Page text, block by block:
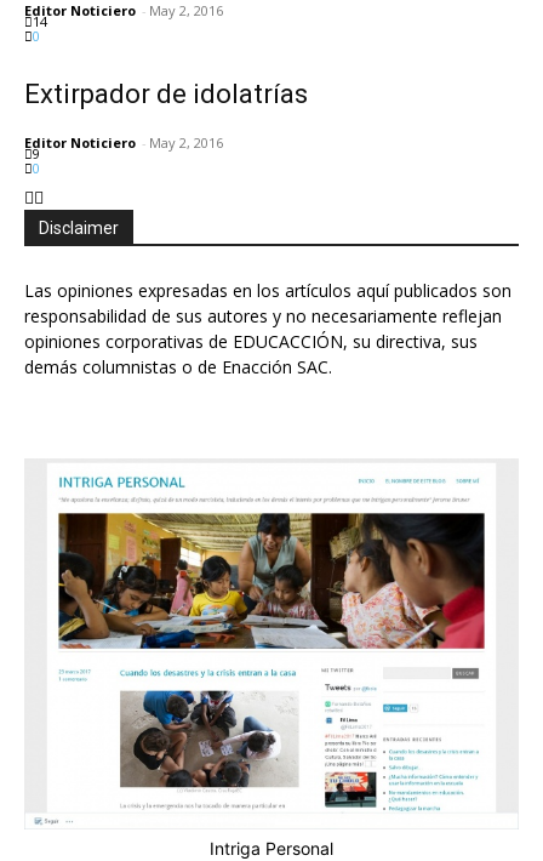
Editor Noticiero - May 2, 2016
14
0
Extirpador de idolatrías
Editor Noticiero - May 2, 2016
9
0
Disclaimer
Las opiniones expresadas en los artículos aquí publicados son
responsabilidad de sus autores y no necesariamente reflejan
opiniones corporativas de EDUCACCIÓN, su directiva, sus
demás columnistas o de Enacción SAC.
Intriga Personal